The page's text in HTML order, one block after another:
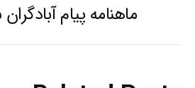
ماهنامه پیام آبادگران